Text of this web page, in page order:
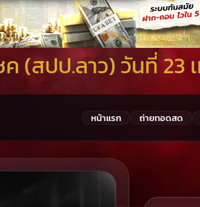
(สปป.ลาว) วันที่ 23
หน้าแรก ถ่ายทอดสด